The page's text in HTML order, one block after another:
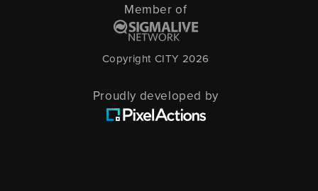
Member of
Copyright CITY 2026
Proudly developed by